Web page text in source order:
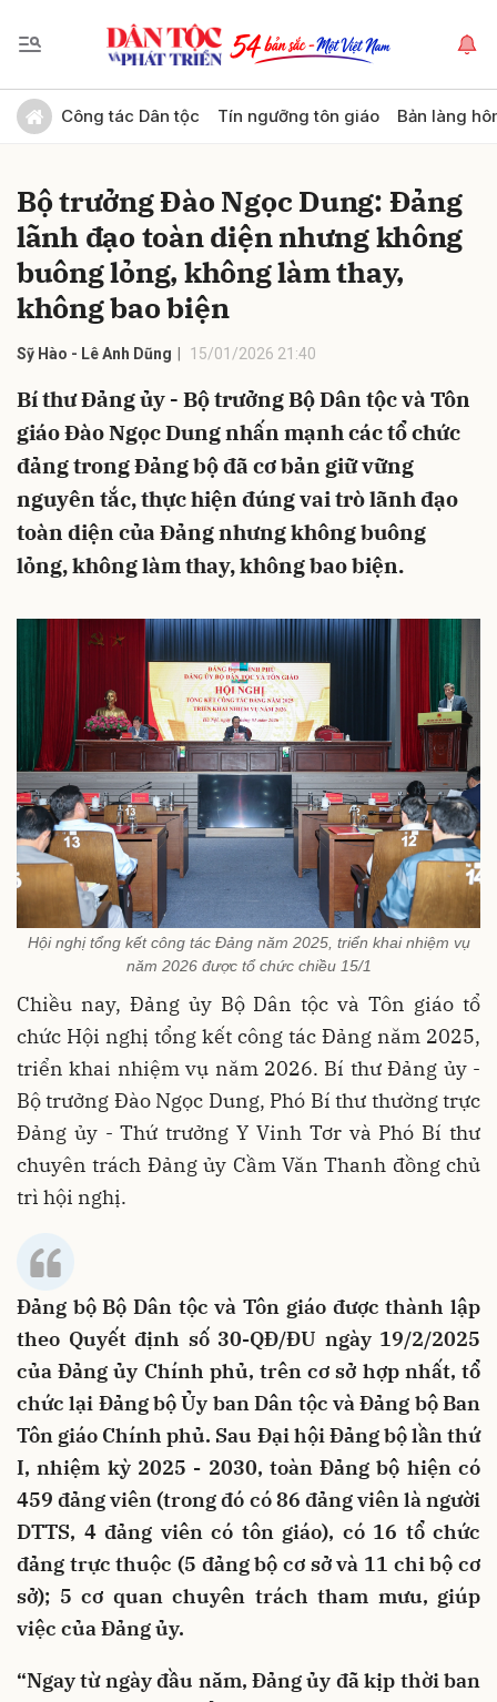
Công tác Dân tộc Tín ngưỡng tôn giáo Bản làng
Bộ trưởng Đào Ngọc Dung: Đảng
lãnh đạo toàn diện nhưng không
buông lỏng, không làm thay,
không bao biện
Sỹ Hào - Lê Anh Dũng 15/01/2026 21:40
Bí thư Đảng ủy - Bộ trưởng Bộ Dân tộc và Tôn
giáo Đào Ngọc Dung nhấn mạnh các tổ chức
đảng trong Đảng bộ đã cơ bản giữ vững
nguyên tắc, thực hiện đúng vai trò lãnh đạo
toàn diện của Đảng nhưng không buông
lỏng, không làm thay, không bao biện.
Hội nghị tổng kết công tác Đảng năm 2025, triển khai nhiệm vụ
năm 2026 được tổ chức chiều 15/1
Chiều nay, Đảng ủy Bộ Dân tộc và Tôn giáo tổ
chức Hội nghị tổng kết công tác Đảng năm 2025,
triển khai nhiệm vụ năm 2026. Bí thư Đảng ủy -
Bộ trưởng Đào Ngọc Dung, Phó Bí thư thường trực
Đảng ủy - Thứ trưởng Y Vinh Tơr và Phó Bí thư
chuyên trách Đảng ủy Cầm Văn Thanh đồng chủ
trì hội nghị.
Đảng bộ Bộ Dân tộc và Tôn giáo được thành lập
theo Quyết định số 30-QĐ/ĐU ngày 19/2/2025
của Đảng ủy Chính phủ, trên cơ sở hợp nhất, tổ
chức lại Đảng bộ Ủy ban Dân tộc và Đảng bộ Ban
Tôn giáo Chính phủ. Sau Đại hội Đảng bộ lần thứ
I, nhiệm kỳ 2025 - 2030, toàn Đảng bộ hiện có
459 đảng viên (trong đó có 86 đảng viên là người
DTTS, 4 đảng viên có tôn giáo), có 16 tổ chức
đảng trực thuộc (5 đảng bộ cơ sở và 11 chi bộ cơ
sở); 5 cơ quan chuyên trách tham mưu, giúp
việc của Đảng ủy.
“Ngay từ ngày đầu năm, Đảng ủy đã kịp thời ban
Gửi bình luận